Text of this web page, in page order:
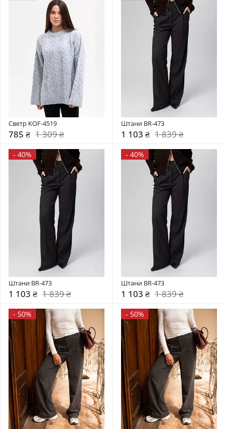
Светр KOF-4519
785 ₴ 1 309 ₴
Штани BR-473
1 103 ₴ 1 839 ₴
- 40%
Штани BR-473
1 103 ₴ 1 839 ₴
- 40%
Штани BR-473
1 103 ₴ 1 839 ₴
- 50% - 50%